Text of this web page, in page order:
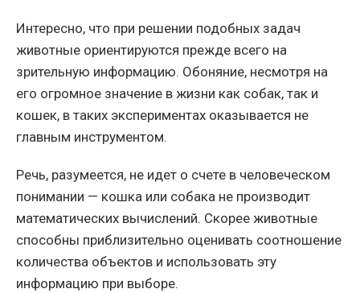
Интересно, что при решении подобных задач
животные ориентируются прежде всего на
зрительную информацию. Обоняние, несмотря на
его огромное значение в жизни как собак, так и
кошек, в таких экспериментах оказывается не
главным инструментом.
Речь, разумеется, не идет о счете в человеческом
понимании — кошка или собака не производит
математических вычислений. Скорее животные
способны приблизительно оценивать соотношение
количества объектов и использовать эту
информацию при выборе.